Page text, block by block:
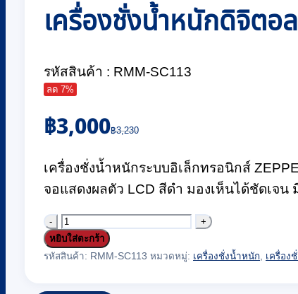
เครื่องชั่งน้ำหนักดิจิตอ
รหัสสินค้า : RMM-SC113
ลด 7%
฿3,230
Original
price
฿3,230.
฿3,000
Current
price
฿3,000.
เครื่องชั่งน้ำหนักระบบอิเล็กทรอนิกส์
จอแสดงผลตัว LCD สีดำ มองเห็นได้ชัดเจ
จำนวน
เครื่อง
หยิบใส่ตะกร้า
รหัสสินค้า: RMM-SC113 หมวดหมู่: เครื่องชั่งน้ำหนัก, เครื่อง